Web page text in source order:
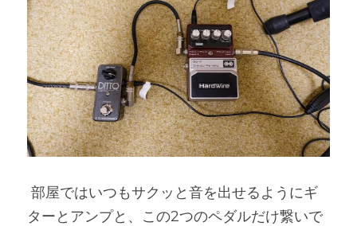
ターとアンプと、この2つのペダルだけ繋いで